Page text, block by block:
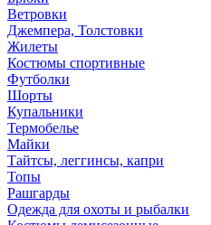
Ветровки
Джемпера, Толстовки
Жилеты
Костюмы спортивные
Футболки
Шорты
Купальники
Термобелье
Майки
Тайтсы, леггинсы, капри
Топы
Рашгарды
Одежда для охоты и рыбалки